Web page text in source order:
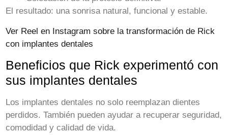
El resultado: una sonrisa natural, funcional y estable.
Ver Reel en Instagram sobre la transformación de Rick
con implantes dentales
Beneficios que Rick experimentó con
sus implantes dentales
Los implantes dentales no solo reemplazan dientes
perdidos. También pueden ayudar a recuperar seguridad,
comodidad y calidad de vida.